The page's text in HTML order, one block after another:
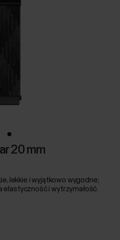
20 mm
lekkie i wyjątkowo wygodne;
elastyczność i wytrzymałość.